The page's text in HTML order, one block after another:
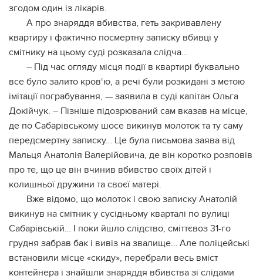
згодом один із лікарів.
А про знаряддя вбивства, геть закривавлену
квартиру і фактично посмертну записку вбивці у
смітнику на цьому суді розказала слідча…
– Під час огляду місця події в квартирі буквально
все було залито кров‘ю, а речі були розкидані з метою
імітації пограбування, — заявила в суді капітан Ольга
Докійчук. – Пізніше підозрюваний сам вказав на місце,
де по Сабарівському шосе викинув молоток та ту саму
передсмертну записку… Це була письмова заява від
Мальця Анатолія Валерійовича, де він коротко розповів
про те, що це він вчинив вбивство своїх дітей і
колишньої дружини та своєї матері.
Вже відомо, що молоток і свою записку Анатолій
викинув на смітник у сусідньому кварталі по вулиці
Сабарівській… І поки йшло слідство, сміттєвоз 31-го
грудня забрав бак і вивіз на звалище… Але поліцейські
встановили місце «скиду», перебрали весь вміст
контейнера і знайшли знаряддя вбивства зі слідами